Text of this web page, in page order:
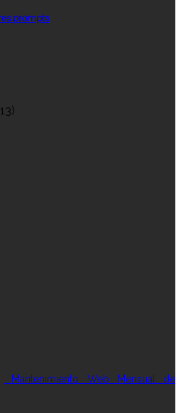
prompts
Mantenimiento Web Mensual de